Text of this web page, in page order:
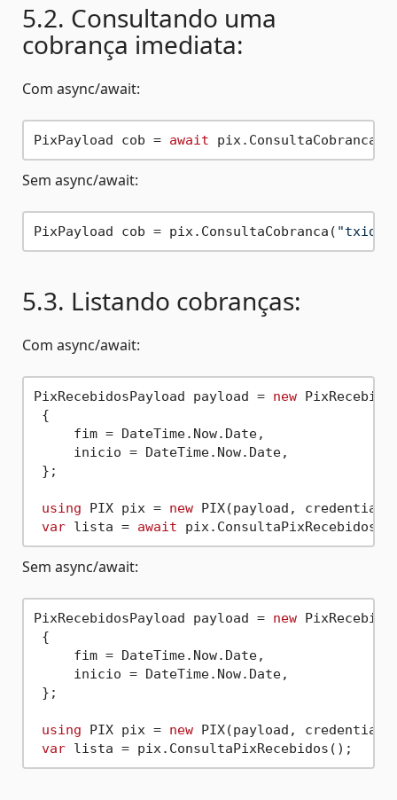
5.2. Consultando uma
cobrança imediata:
Com async/await:
PixPayload cob = await
Sem async/await:
PixPayload cob = pix.ConsultaCobranca( "txid"
5.3. Listando cobranças:
Com async/await:
PixRecebidosPayload payload = new
{
     fim = DateTime.Now.Date,
     inicio = DateTime.Now.Date,
};
using PIX pix = new PIX(payload,
var lista = await
Sem async/await:
PixRecebidosPayload payload = new
{
     fim = DateTime.Now.Date,
     inicio = DateTime.Now.Date,
};
using PIX pix = new PIX(payload,
var